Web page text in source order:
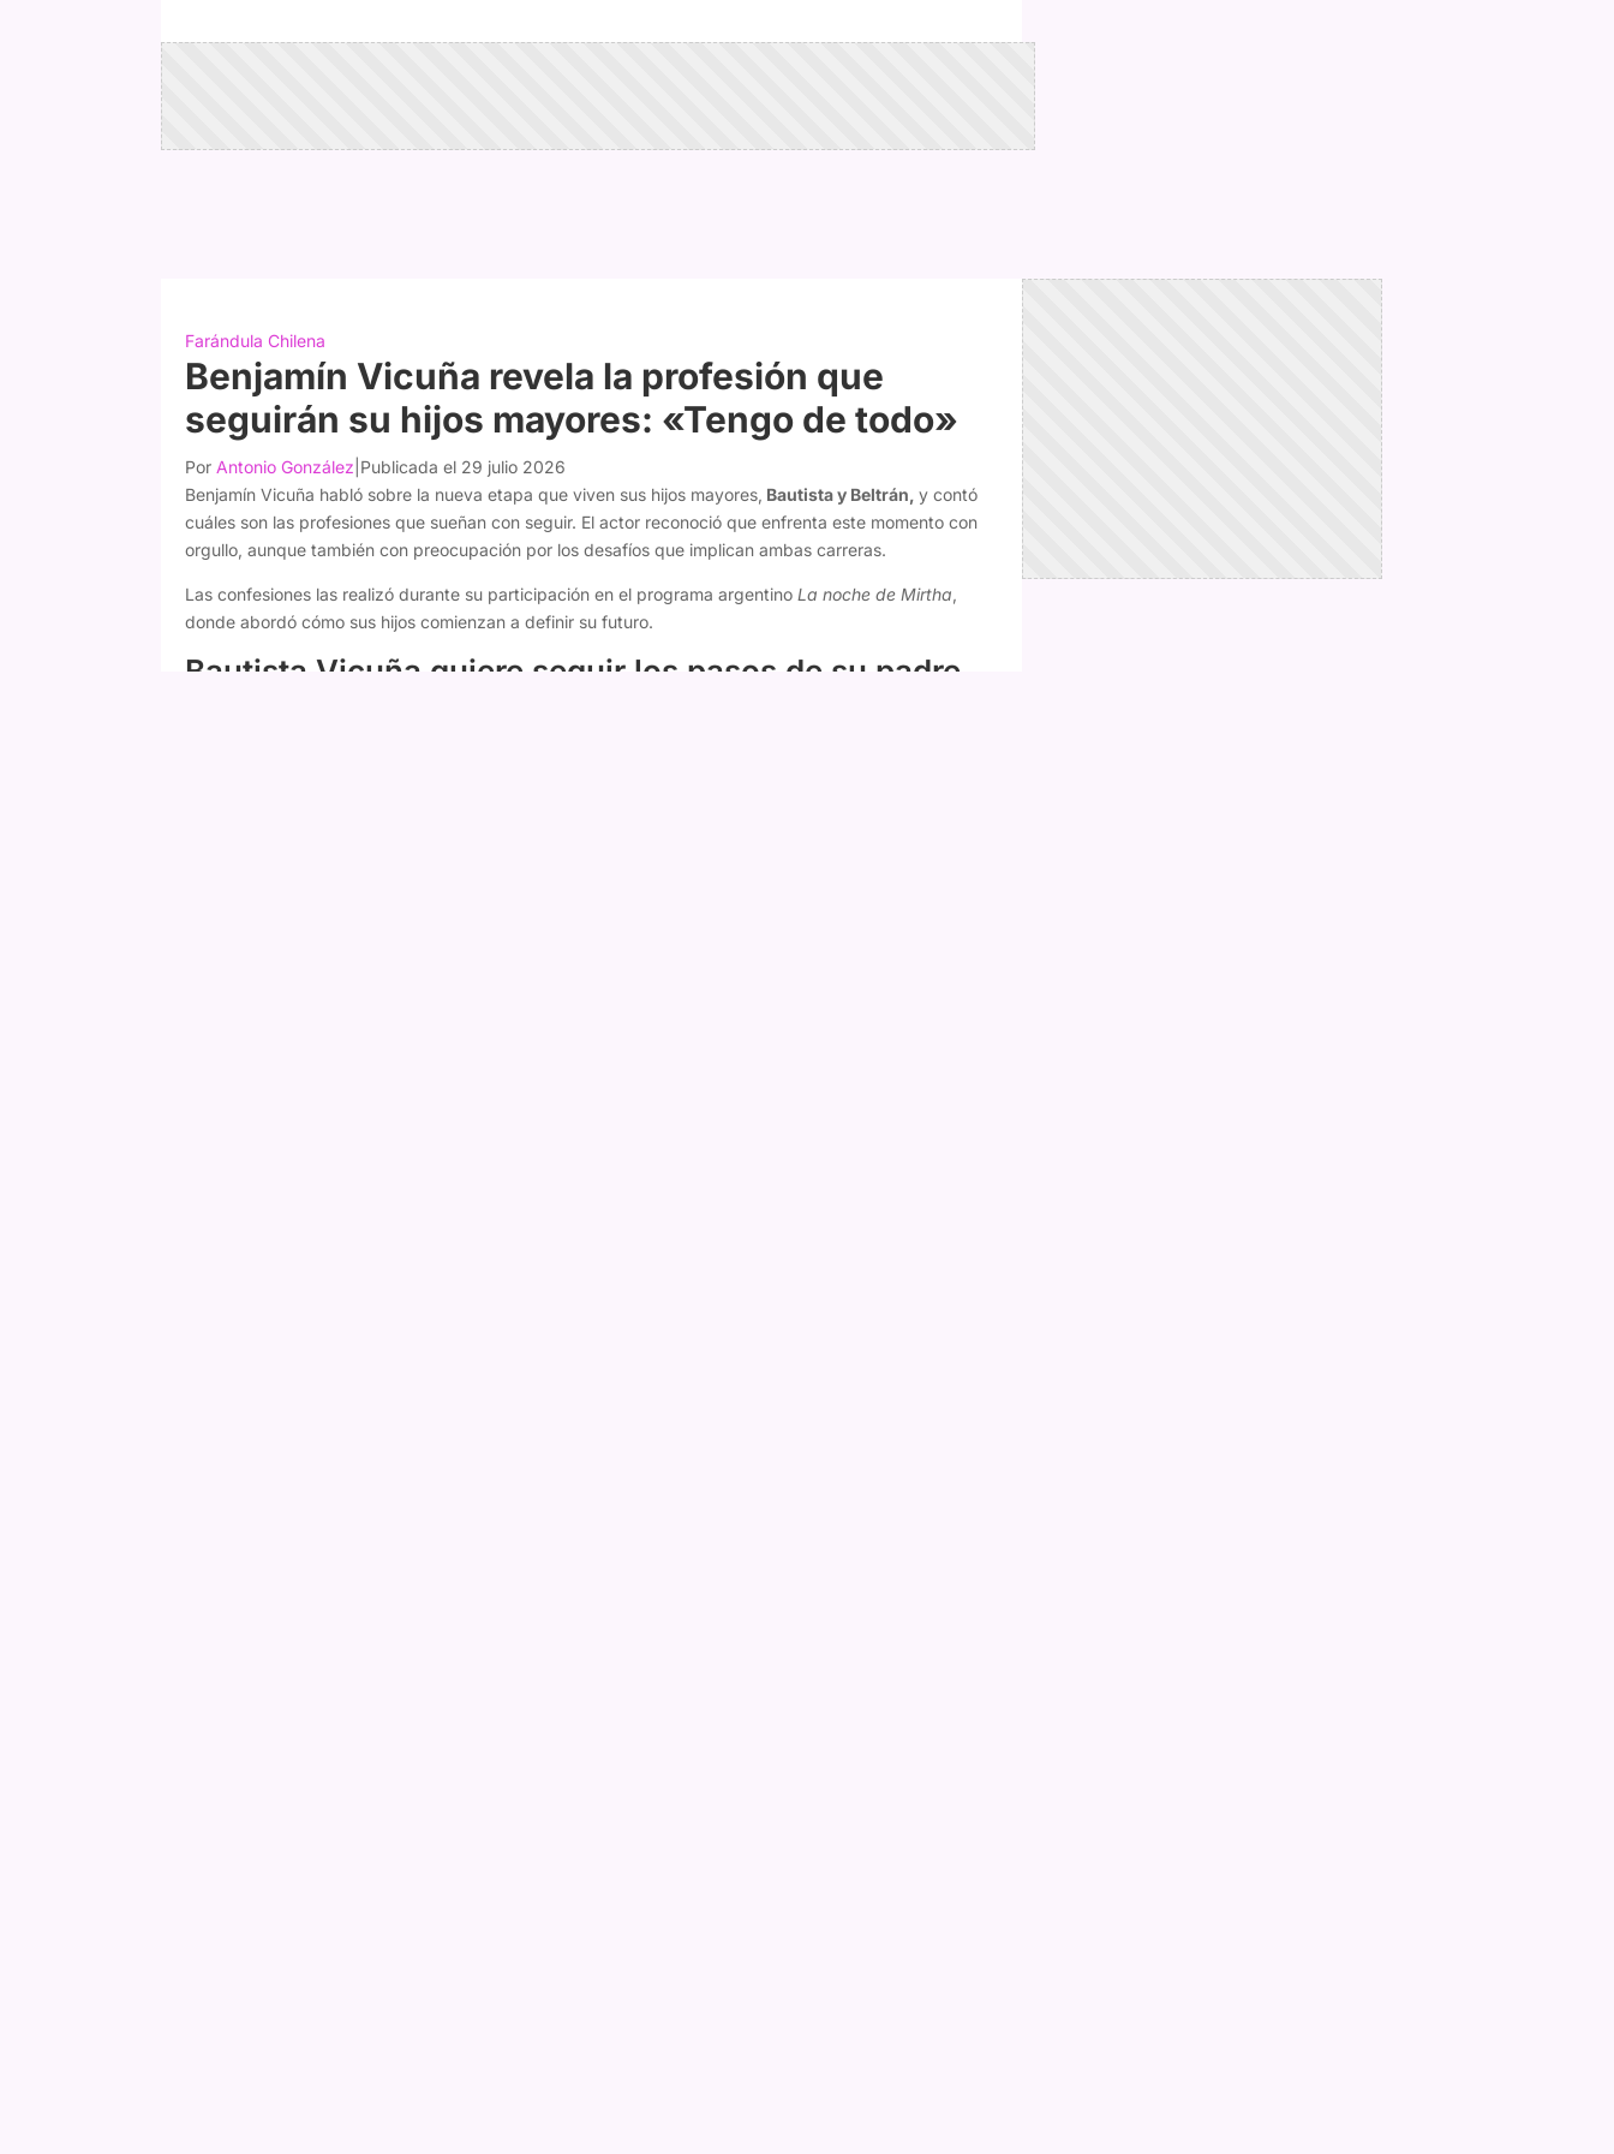
Farándula Chilena
Benjamín Vicuña revela la profesión que
seguirán su hijos mayores: «Tengo de todo»
Por Antonio González Publicada el 29 julio 2026
Benjamín Vicuña habló sobre la nueva etapa que viven sus hijos mayores, Bautista y Beltrán,y contó
cuáles son las profesiones que sueñan con seguir. El actor reconoció que enfrenta este momento con
orgullo, aunque también con preocupación por los desafíos que implican ambas carreras.
Las confesiones las realizó durante su participación en el programa argentinoLa noche de Mirtha,
donde abordó cómo sus hijos comienzan a definir su futuro.
Bautista Vicuña quiere seguir los pasos de su padre